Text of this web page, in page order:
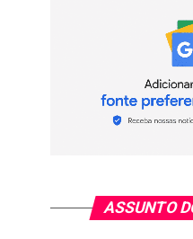
ASSUNTO